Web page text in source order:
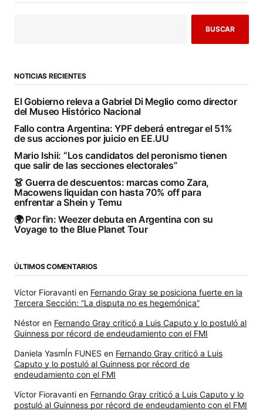
BUSCAR
NOTICIAS RECIENTES
El Gobierno releva a Gabriel Di Meglio como director
del Museo Histórico Nacional
Fallo contra Argentina: YPF deberá entregar el 51%
de sus acciones por juicio en EE.UU
Mario Ishii: “Los candidatos del peronismo tienen
que salir de las secciones electorales”
👗 Guerra de descuentos: marcas como Zara,
Macowens liquidan con hasta 70% off para
enfrentar a Shein y Temu
🌍 Por fin: Weezer debuta en Argentina con su
Voyage to the Blue Planet Tour
ÚLTIMOS COMENTARIOS
Víctor Fioravanti en Fernando Gray se posiciona fuerte en la
Tercera Sección: “La disputa no es hegemónica”
Néstor en Fernando Gray criticó a Luis Caputo y lo postuló al
Guinness por récord de endeudamiento con el FMI
Daniela YasmÍn FUNES en Fernando Gray criticó a Luis
Caputo y lo postuló al Guinness por récord de
endeudamiento con el FMI
Víctor Fioravanti en Fernando Gray criticó a Luis Caputo y lo
postuló al Guinness por récord de endeudamiento con el FMI